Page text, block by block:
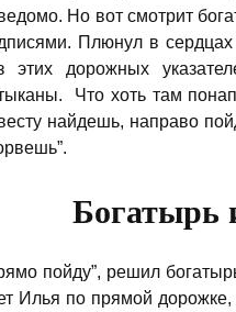
Но вот смотрит
Плюнул в сердцах
этих дорожных
Что хоть там
найдешь, направо
Богатырь
пойду”, решил
Илья по прямой